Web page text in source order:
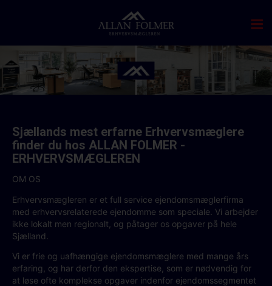
Sjællands mest erfarne Erhvervsmæglere
finder du hos ALLAN FOLMER -
ERHVERVSMÆGLEREN
OM OS
Erhvervsmægleren er et full service ejendomsmæglerfirma
med erhvervsrelaterede ejendomme som speciale. Vi arbejder
ikke lokalt men regionalt, og påtager os opgaver på hele
Sjælland.
Vi er frie og uafhængige ejendomsmæglere med mange års
erfaring, og har derfor den ekspertise, som er nødvendig for
at løse ofte komplekse opgaver indenfor ejendomssegmentet